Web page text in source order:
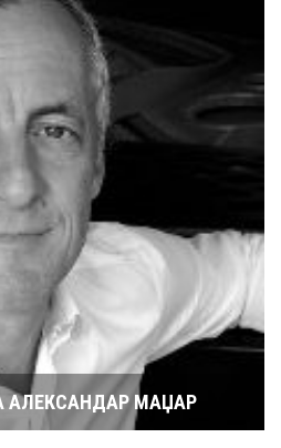
АЛЕКСАНДАР МАЏАР